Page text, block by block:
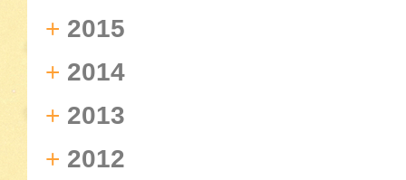
+ 2015
+ 2014
+ 2013
+ 2012